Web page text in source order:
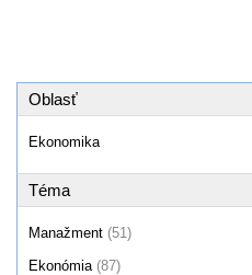
Oblasť
Ekonomika
Téma
Manažment (51)
Ekonómia (87)